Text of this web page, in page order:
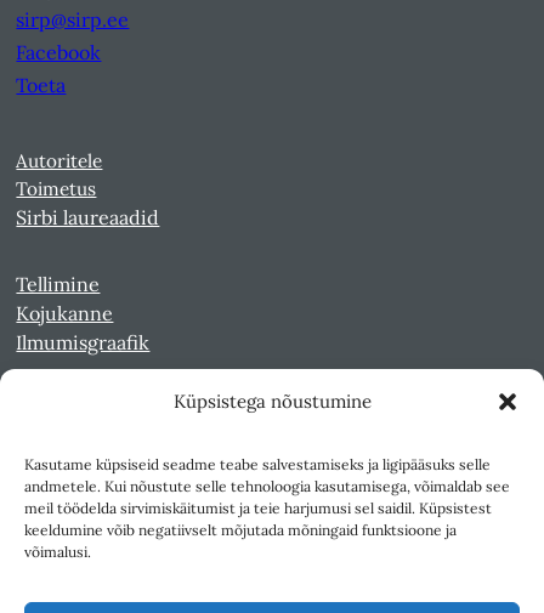
Küpsistega nõustumine
Kasutame küpsiseid seadme teabe salvestamiseks ja ligipääsuks selle
andmetele. Kui nõustute selle tehnoloogia kasutamisega, võimaldab see
meil töödelda sirvimiskäitumist ja teie harjumusi sel saidil. Küpsistest
keeldumine võib negatiivselt mõjutada mõningaid funktsioone ja
võimalusi.
sirp@sirp.ee
Facebook
Toeta
Autoritele
Toimetus
Sirbi laureaadid
Tellimine
Kojukanne
Ilmumisgraafik
Kultuurileht 1994-1997
Reede 1989-1990
Sirp ja Vasar 1940-1989